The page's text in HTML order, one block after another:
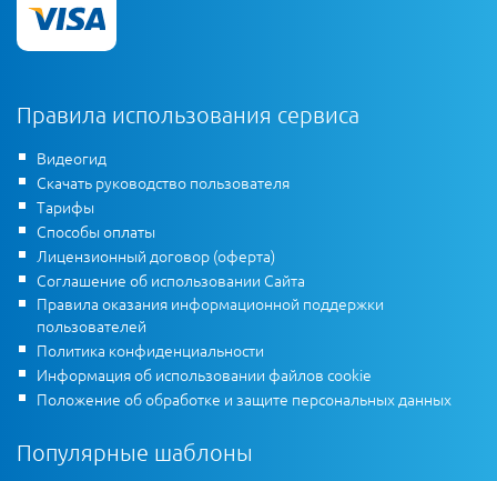
Правила использования сервиса
Видеогид
Скачать руководство пользователя
Тарифы
Способы оплаты
Лицензионный договор (оферта)
Соглашение об использовании Сайта
Правила оказания информационной поддержки
пользователей
Политика конфиденциальности
Информация об использовании файлов cookie
Положение об обработке и защите персональных данных
Популярные шаблоны